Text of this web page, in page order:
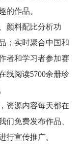
的作品。
料配比分析功
；实时聚合中国和
者和学习者参加赛
线阅读5700余册珍
源内容每天都在
们免费发布作品、
行宣传推广。